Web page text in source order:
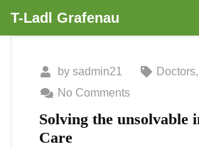
T-Ladl Grafenau
by sadmin21 Doctors,
No Comments
Solving the unsolvable
Care